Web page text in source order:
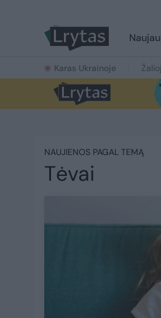
Karas Ukrainoje
NAUJIENOS PAGAL TEMĄ
Tėvai